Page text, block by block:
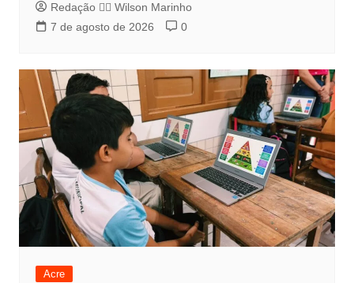
Redação 👨‍⚖️​ Wilson Marinho
7 de agosto de 2026
0
Acre